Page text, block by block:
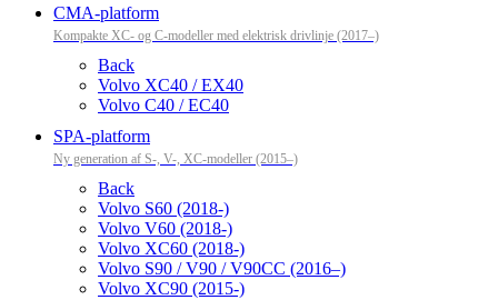
CMA-platform
Kompakte XC- og C-modeller med elektrisk drivlinje (2017–)
Back
Volvo XC40 / EX40
Volvo C40 / EC40
SPA-platform
Ny generation af S-, V-, XC-modeller (2015–)
Back
Volvo S60 (2018-)
Volvo V60 (2018-)
Volvo XC60 (2018-)
Volvo S90 / V90 / V90CC (2016–)
Volvo XC90 (2015-)